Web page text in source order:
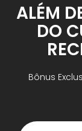
ALÉM
DO
Bônus